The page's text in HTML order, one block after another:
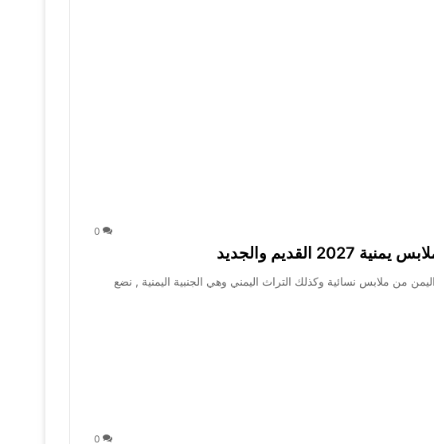
0
القديم والجديد
من ملابس نسائية وكذلك التراث اليمني وهي الجنبية اليمنية , نضع
0